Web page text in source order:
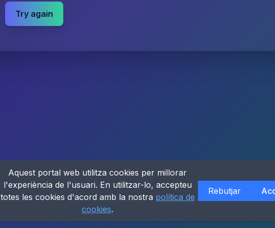
Try again
Aquest portal web utilitza cookies per millorar
l'experiència de l'usuari. En utilitzar-lo, accepteu
totes les cookies d'acord amb la nostra política de
cookies.
Rebutjar